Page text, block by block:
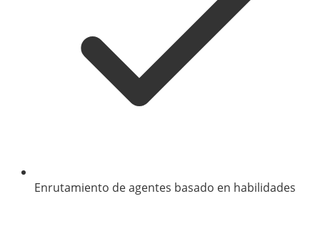
Enrutamiento de agentes basado en habilidades